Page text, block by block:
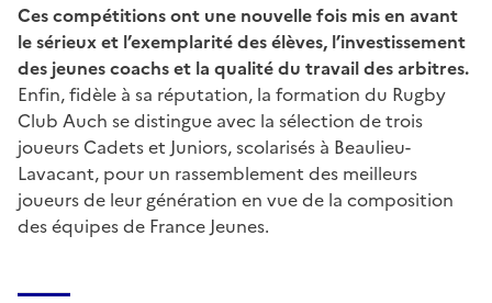
Ces compétitions ont une nouvelle fois mis en avant
le sérieux et l’exemplarité des élèves, l’investissement
des jeunes coachs et la qualité du travail des arbitres.
Enfin, fidèle à sa réputation, la formation du Rugby
Club Auch se distingue avec la sélection de trois
joueurs Cadets et Juniors, scolarisés à Beaulieu-
Lavacant, pour un rassemblement des meilleurs
joueurs de leur génération en vue de la composition
des équipes de France Jeunes.